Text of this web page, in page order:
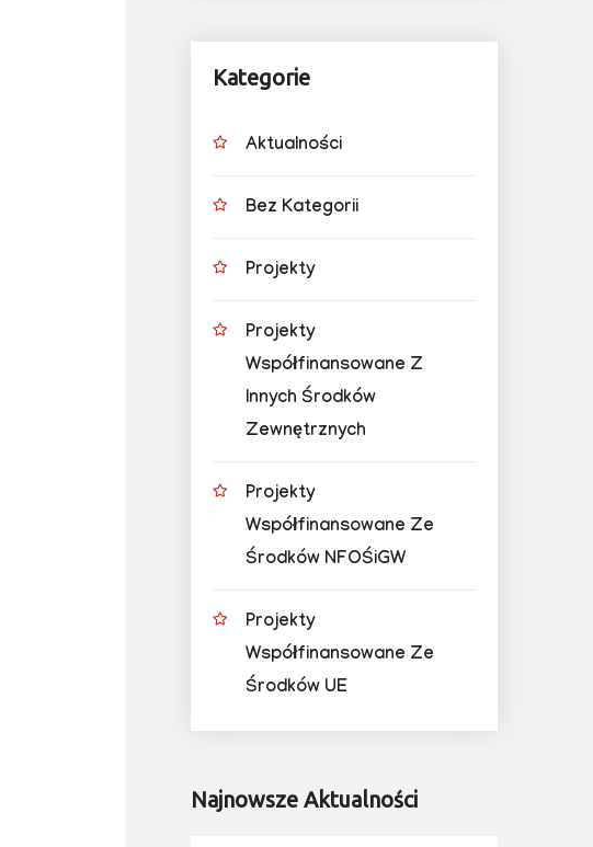
Kategorie
Aktualności
Bez Kategorii
Projekty
Projekty
Współfinansowane Z
Innych Środków
Zewnętrznych
Projekty
Współfinansowane Ze
Środków NFOŚiGW
Projekty
Współfinansowane Ze
Środków UE
Najnowsze Aktualności